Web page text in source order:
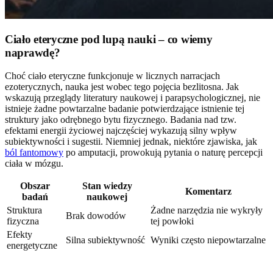
Ciało eteryczne pod lupą nauki – co wiemy
naprawdę?
Choć ciało eteryczne funkcjonuje w licznych narracjach
ezoterycznych, nauka jest wobec tego pojęcia bezlitosna. Jak
wskazują przeglądy literatury naukowej i parapsychologicznej, nie
istnieje żadne powtarzalne badanie potwierdzające istnienie tej
struktury jako odrębnego bytu fizycznego. Badania nad tzw.
efektami energii życiowej najczęściej wykazują silny wpływ
subiektywności i sugestii. Niemniej jednak, niektóre zjawiska, jak
ból fantomowy po amputacji, prowokują pytania o naturę percepcji
ciała w mózgu.
Obszar
badań
Stan wiedzy
naukowej
Komentarz
Struktura
fizyczna
Brak dowodów
Żadne narzędzia nie wykryły
tej powłoki
Efekty
energetyczne
Silna subiektywność Wyniki często niepowtarzalne